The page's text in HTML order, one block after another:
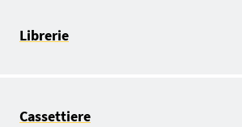
Librerie
Cassettiere